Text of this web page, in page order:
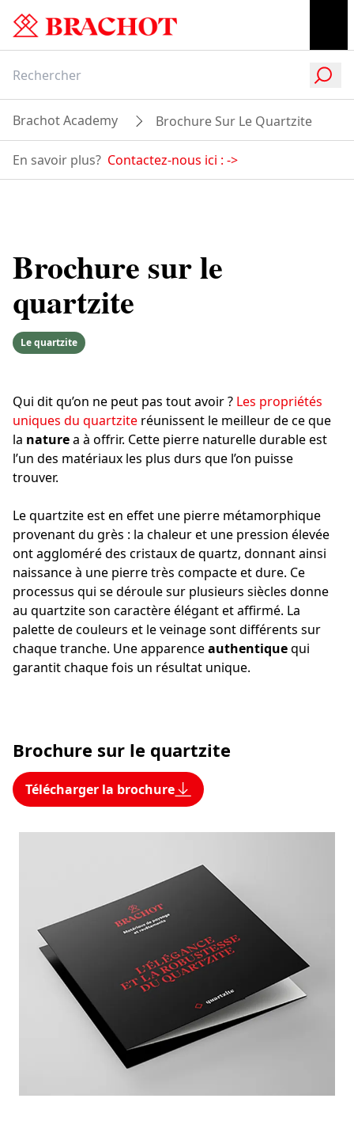
Brachot Academy Brochure Sur Le Quartzite
En savoir plus? Contactez-nous ici : ->
Brochure sur le
quartzite
Le quartzite
Qui dit qu’on ne peut pas tout avoir ? Les propriétés
uniques du quartzite réunissent le meilleur de ce que
la naturea à offrir. Cette pierre naturelle durable est
l’un des matériaux les plus durs que l’on puisse
trouver.
Le quartzite est en effet une pierre métamorphique
provenant du grès : la chaleur et une pression élevée
ont aggloméré des cristaux de quartz, donnant ainsi
naissance à une pierre très compacte et dure. Ce
processus qui se déroule sur plusieurs siècles donne
au quartzite son caractère élégant et affirmé. La
palette de couleurs et le veinage sont différents sur
chaque tranche. Une apparenceauthentiquequi
garantit chaque fois un résultat unique.
Brochure sur le quartzite
Télécharger la brochure